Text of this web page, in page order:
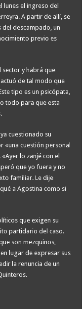
lunes el ingreso del
A partir de allí, se
del descampado, un
previo es
sector y habrá que
de tal modo que
tipo es un psicópata,
todo para que esta
cuestionado su
«una cuestión personal
lo zanjé con el
que yo fuera y no
familiar. Le dije
a Agostina como si
que exigen su
partidario del caso.
son mezquinos,
lugar de expresar sus
la renuncia de un